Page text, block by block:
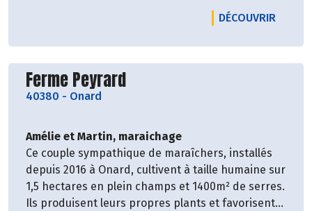
DÉCOUVRIR
Découvrir le producteur
Ferme Peyrard
40380 - Onard
Amélie et Martin, maraichage
Ce couple sympathique de maraîchers, installés
depuis 2016 à Onard, cultivent à taille humaine sur
1,5 hectares en plein champs et 1400m² de serres.
Ils produisent leurs propres plants et favorisent